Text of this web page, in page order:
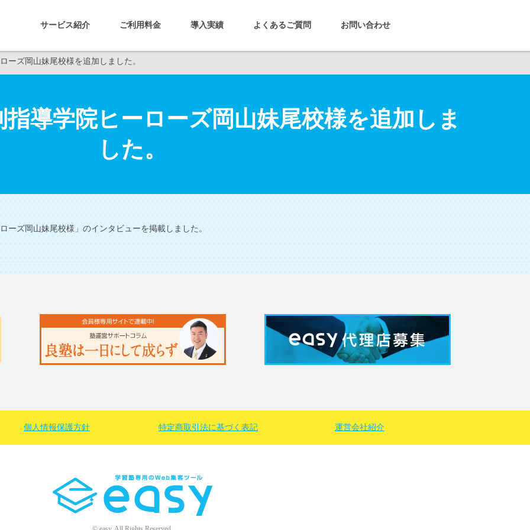
サービス紹介 ご利用料金 導入実績 よくあるご質問 お問い合わせ
ーズ岡山妹尾校様を追加しました。
導学院ヒーローズ岡山妹尾校様を追加しま
した。
ーズ岡山妹尾校様」のインタビューを掲載しました。
個人情報保護方針 特定商取引法に基づく 表記 運営会社紹介